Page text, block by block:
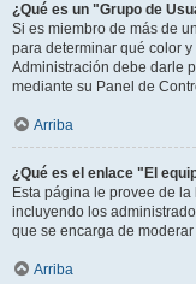
¿Qué es un "Grupo de
Si es miembro de más de
para determinar qué color
Administración debe darle
mediante su Panel de
Arriba
¿Qué es el enlace "El
Esta página le provee de
incluyendo los
que se encarga de
Arriba